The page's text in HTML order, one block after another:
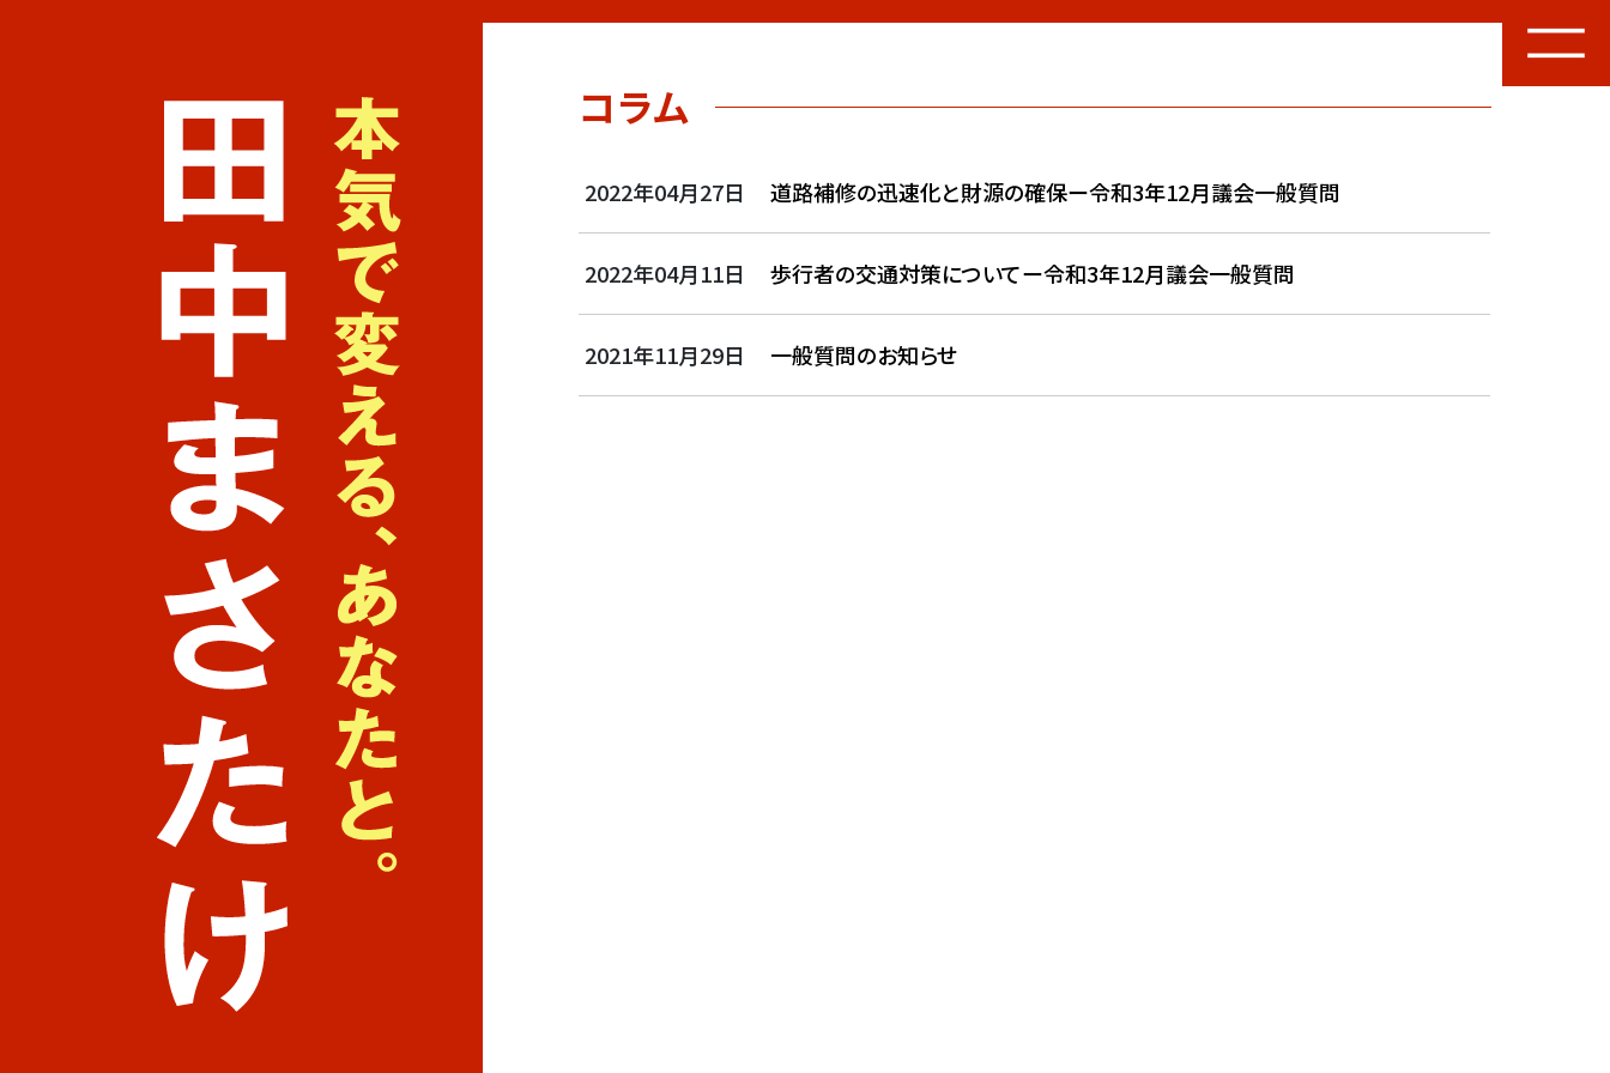
コラム
2022年04月27日 道路補修の迅速化と財源の確保ー令和3年12月議会一般質問
2022年04月11日 歩行者の交通対策についてー令和3年12月議会一般質問
2021年11月29日 一般質問のお知らせ